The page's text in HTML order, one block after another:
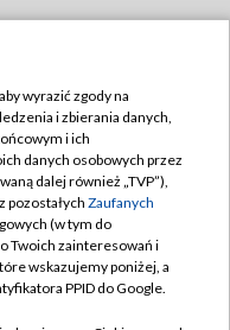
wyrazić zgody na
i zbierania danych,
i ich
danych osobowych przez
dalej również „TVP”),
pozostałych Zaufanych
(w tym do
Twoich zainteresowań i
wskazujemy poniżej, a
PPID do Google.